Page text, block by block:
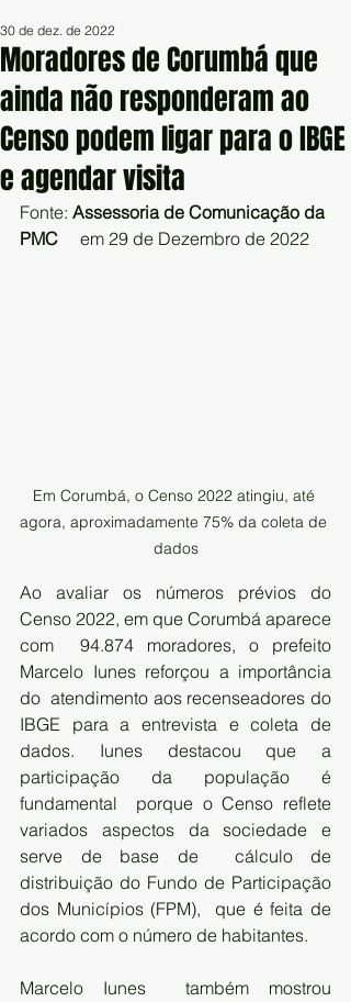
Moradores de Corumbá que
ainda não responderam ao
Censo podem ligar para o IBGE
e agendar visita
30 de dez. de 2022
Fonte: Assessoria de Comunicação da
PMC
     em 29 de Dezembro de 2022
Em Corumbá, o Censo 2022 atingiu, até
agora, aproximadamente 75% da coleta de
dados
Ao avaliar os números prévios do
Censo 2022, em que Corumbá aparece
com  94.874 moradores, o prefeito
Marcelo Iunes reforçou a importância
do  atendimento aos recenseadores do
IBGE para a entrevista e coleta de
dados. Iunes destacou que a
participação da população é
fundamental  porque o Censo reflete
variados aspectos da sociedade e
serve de base de  cálculo de
distribuição do Fundo de Participação
dos Municípios (FPM),  que é feita de
acordo com o número de habitantes.
Marcelo Iunes  também mostrou